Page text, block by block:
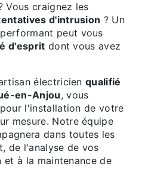
Vous craignez les
d'intrusion ? Un
performant peut vous
d'esprit dont vous avez
électricienqualifié
en-Anjou, vous
l'installation de votre
mesure. Notre équipe
dans toutes les
de l'analyse de vos
à la maintenance de